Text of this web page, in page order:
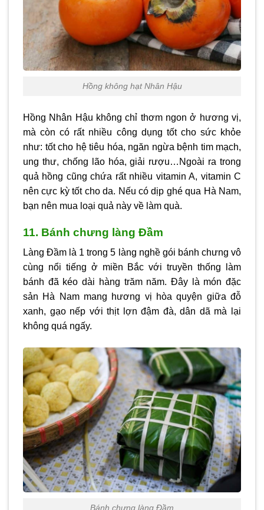
Hồng không hạt Nhân Hậu
Hồng Nhân Hậu không chỉ thơm ngon ở hương vị,
mà còn có rất nhiều công dụng tốt cho sức khỏe
như: tốt cho hệ tiêu hóa, ngăn ngừa bệnh tim mạch,
ung thư, chống lão hóa, giải rượu…Ngoài ra trong
quả hồng cũng chứa rất nhiều vitamin A, vitamin C
nên cực kỳ tốt cho da. Nếu có dịp ghé qua Hà Nam,
bạn nên mua loại quả này về làm quà.
11. Bánh chưng làng Đầm
Làng Đầm là 1 trong 5 làng nghề gói bánh chưng vô
cùng nổi tiếng ở miền Bắc với truyền thống làm
bánh đã kéo dài hàng trăm năm. Đây là món đặc
sản Hà Nam mang hương vị hòa quyện giữa đỗ
xanh, gạo nếp với thịt lợn đậm đà, dân dã mà lại
không quá ngấy.
Bánh chưng làng Đầm